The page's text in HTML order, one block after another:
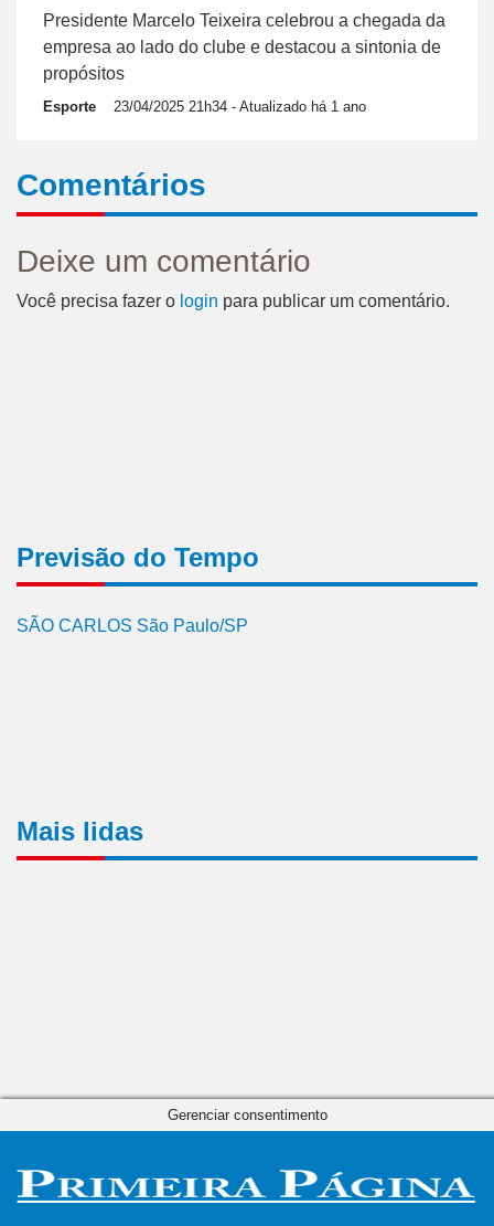
Presidente Marcelo Teixeira celebrou a chegada da
empresa ao lado do clube e destacou a sintonia de
propósitos
Esporte 23/04/2025 21h34 - Atualizado há 1 ano
Comentários
Deixe um comentário
Você precisa fazer o login para publicar um comentário.
Previsão do Tempo
SÃO CARLOS São Paulo/SP
Mais lidas
Gerenciar consentimento